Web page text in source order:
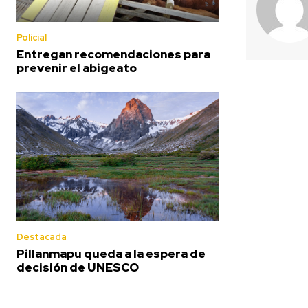
Policial
Entregan recomendaciones para
prevenir el abigeato
Destacada
Pillanmapu queda a la espera de
decisión de UNESCO